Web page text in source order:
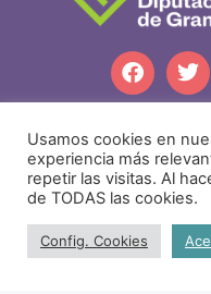
Usamos cookies en
experiencia más
repetir las visitas. Al
de TODAS las cookies.
Config. Cookies